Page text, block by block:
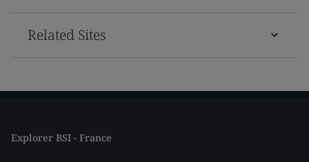
Related Sites
Explorer BSI - France